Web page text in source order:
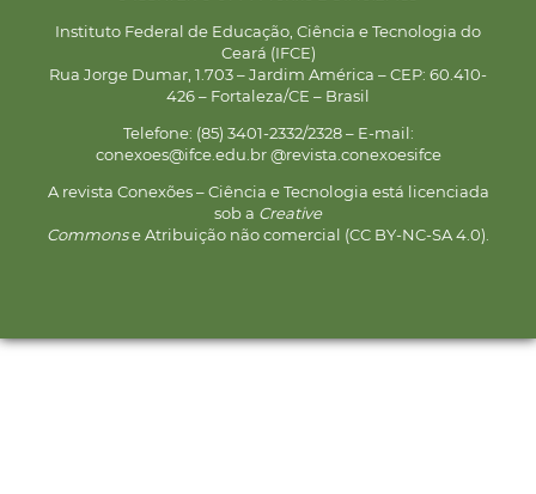
Instituto Federal de Educação, Ciência e Tecnologia do
Ceará (IFCE)
Rua Jorge Dumar, 1.703 – Jardim América – CEP: 60.410-
426 – Fortaleza/CE – Brasil
Telefone: (85) 3401-2332/2328 – E-mail:
conexoes@ifce.edu.br @revista.conexoesifce
A revista Conexões – Ciência e Tecnologia está licenciada
sob a Creative
Commonse Atribuição não comercial (CC BY-NC-SA 4.0).